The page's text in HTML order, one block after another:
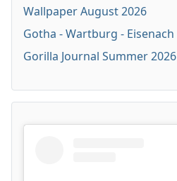
Wallpaper August 2026
Gotha - Wartburg - Eisenach
Gorilla Journal Summer 2026